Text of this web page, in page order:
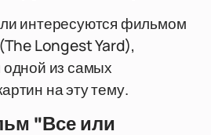
интересуются фильмом
Longest Yard),
одной из самых
на эту тему.
"Все или